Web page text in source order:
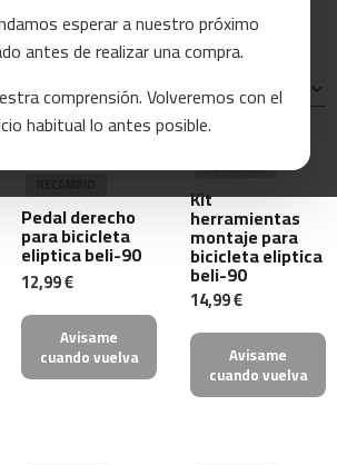
esperar a nuestro próximo
antes de realizar una compra.
comprensión. Volveremos con el
habitual lo antes posible.
Beli-90
por:
Pedal derecho
para bicicleta
eliptica beli-90
12,99 €
Avisame
cuando vuelva
RECAMBIO
Kit
herramientas
montaje para
bicicleta eliptica
beli-90
14,99 €
Avisame
cuando vuelva